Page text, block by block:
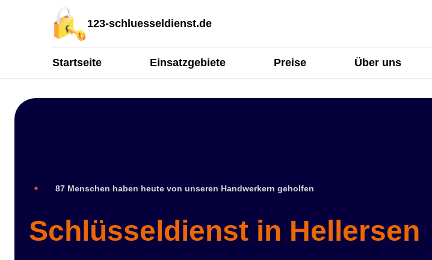
123-schluesseldienst.de
Startseite Einsatzgebiete Preise Über uns
87 Menschen haben heute von unseren Handwerkern geholfen
Schlüsseldienst in Hellersen